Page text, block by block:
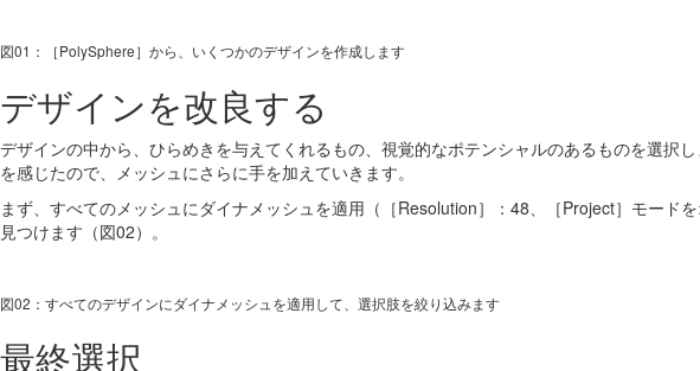
図01：［PolySphere］から、いくつかのデザインを作成します
デザインを改良する
デザインの中から、ひらめきを与えてくれるもの、視覚的なポテンシャルのあるものを選
を感じたので、メッシュにさらに手を加えていきます。
まず、すべてのメッシュにダイナメッシュを適用（［Resolution］：48、［Project］モー
見つけます（図02）。
図02：すべてのデザインにダイナメッシュを適用して、選択肢を絞り込みます
最終選択